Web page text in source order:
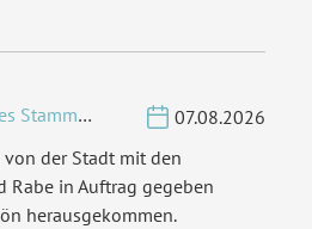
Gravurdatei hochladen
07.08.2026
von der Stadt mit den
Rabe in Auftrag gegeben
herausgekommen.